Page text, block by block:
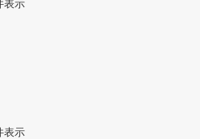
表示
表示